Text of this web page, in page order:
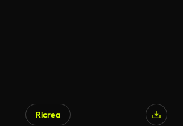
Ricrea